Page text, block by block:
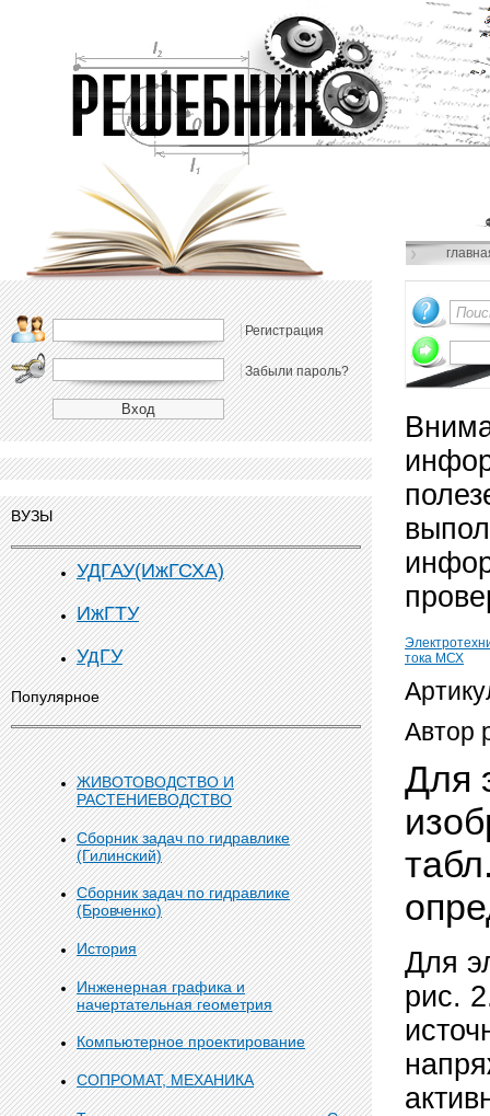
Регистрация
Забыли пароль?
ВУЗЫ
УДГАУ(ИжГСХА)
ИжГТУ
УдГУ
Популярное
ЖИВОТОВОДСТВО И
РАСТЕНИЕВОДСТВО
Сборник задач по гидравлике
(Гилинский)
Сборник задач по гидравлике
(Бровченко)
История
Инженерная графика и
начертательная геометрия
Компьютерное проектирование
СОПРОМАТ, МЕХАНИКА
тока МСХ
Автор
Для
Для
рис.